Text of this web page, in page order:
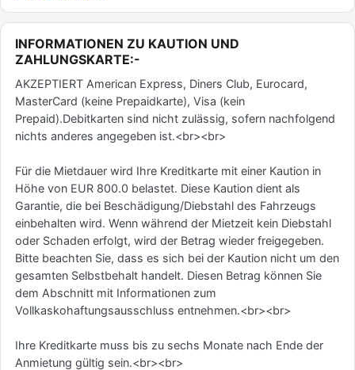
INFORMATIONEN ZU KAUTION UND
ZAHLUNGSKARTE:-
AKZEPTIERT American Express, Diners Club, Eurocard,
MasterCard (keine Prepaidkarte), Visa (kein
Prepaid).Debitkarten sind nicht zulässig, sofern nachfolgend
nichts anderes angegeben ist.<br><br>
Für die Mietdauer wird Ihre Kreditkarte mit einer Kaution in
Höhe von EUR 800.0 belastet. Diese Kaution dient als
Garantie, die bei Beschädigung/Diebstahl des Fahrzeugs
einbehalten wird. Wenn während der Mietzeit kein Diebstahl
oder Schaden erfolgt, wird der Betrag wieder freigegeben.
Bitte beachten Sie, dass es sich bei der Kaution nicht um den
gesamten Selbstbehalt handelt. Diesen Betrag können Sie
dem Abschnitt mit Informationen zum
Vollkaskohaftungsausschluss entnehmen.<br><br>
Ihre Kreditkarte muss bis zu sechs Monate nach Ende der
Anmietung gültig sein.<br><br>